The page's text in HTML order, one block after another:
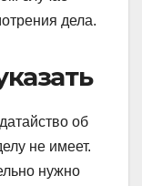
дела.
об
не имеет.
нужно